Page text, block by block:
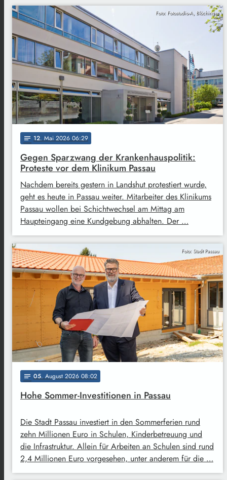
Foto: Fotostudio-A, Blöchinger
notes 12. Mai 2026 06:29
Gegen Sparzwang der Krankenhauspolitik:
Proteste vor dem Klinikum Passau
Nachdem bereits gestern in Landshut protestiert wurde,
geht es heute in Passau weiter. Mitarbeiter des Klinikums
Passau wollen bei Schichtwechsel am Mittag am
Haupteingang eine Kundgebung abhalten. Der …
Foto: Stadt Passau
notes 05. August 2026 08:02
Hohe Sommer-Investitionen in Passau
Die Stadt Passau investiert in den Sommerferien rund
zehn Millionen Euro in Schulen, Kinderbetreuung und
die Infrastruktur. Allein für Arbeiten an Schulen sind rund
2,4 Millionen Euro vorgesehen, unter anderem für die …